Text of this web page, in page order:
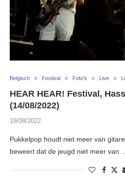
Belgisch Festival Foto's Live
HEAR HEAR! Festival,
(14/08/2022)
19/08/2022
Pukkelpop houdt niet meer van
beweert dat de jeugd niet meer van